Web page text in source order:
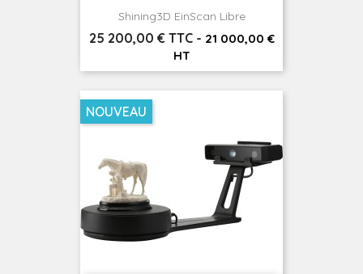
Shining3D EinScan Libre
Prix
25 200,00 € TTC - 21 000,00 €
HT
NOUVEAU